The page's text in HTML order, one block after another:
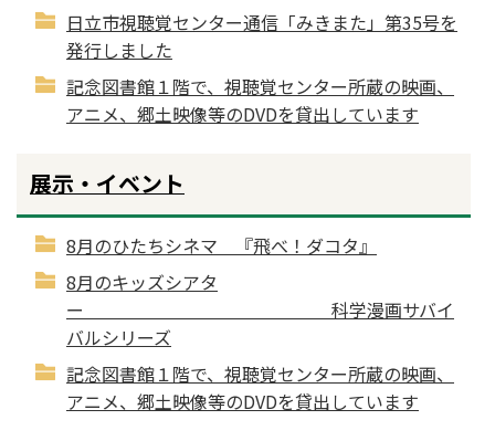
日立市視聴覚センター通信「みきまた」第35号を
発行しました
記念図書館１階で、視聴覚センター所蔵の映画、
アニメ、郷土映像等のDVDを貸出しています
展示・イベント
8月のひたちシネマ 『飛べ！ダコタ』
8月のキッズシアタ
ー 科学漫画サバイ
バルシリーズ
記念図書館１階で、視聴覚センター所蔵の映画、
アニメ、郷土映像等のDVDを貸出しています